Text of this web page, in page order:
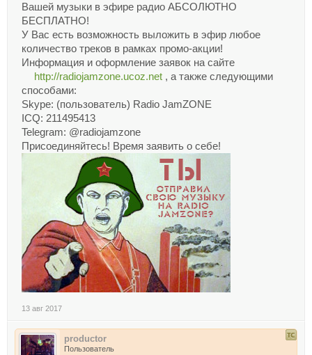
Вашей музыки в эфире радио АБСОЛЮТНО
БЕСПЛАТНО!
У Вас есть возможность выложить в эфир любое
количество треков в рамках промо-акции!
Информация и оформление заявок на сайте
http://radiojamzone.ucoz.net , а также следующими
способами:
Skype: (пользователь) Radio JamZONE
ICQ: 211495413
Telegram: @radiojamzone
Присоединяйтесь! Время заявить о себе!
13 авг 2017
productor
Пользователь